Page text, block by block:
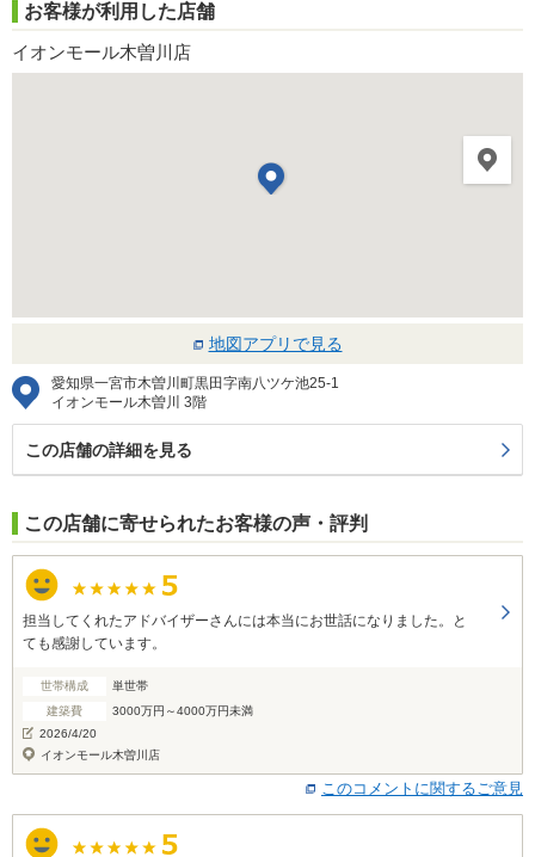
お客様が利用した店舗
イオンモール木曽川店
地図アプリで見る
愛知県一宮市木曽川町黒田字南八ツケ池25-1
イオンモール木曽川 3階
この店舗の詳細を見る
この店舗に寄せられたお客様の声・評判
担当してくれたアドバイザーさんには本当にお世話になりました。と
ても感謝しています。
世帯構成
単世帯
建築費
3000万円～4000万円未満
2026/4/20
イオンモール木曽川店
このコメントに関するご意見